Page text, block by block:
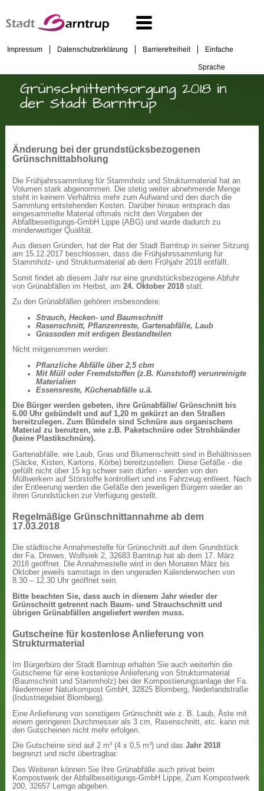
Impressum Datenschutzerklärung Barrierefreiheit Einfache
Sprache
Grünschnittentsorgung 2018 in
der Stadt Barntrup
Änderung bei der grundstücksbezogenen
Grünschnittabholung
Die Frühjahrssammlung für Stammholz und Strukturmaterial hat an
Volumen stark abgenommen. Die stetig weiter abnehmende Menge
steht in keinem Verhältnis mehr zum Aufwand und den durch die
Sammlung entstehenden Kosten. Darüber hinaus entsprach das
eingesammelte Material oftmals nicht den Vorgaben der
Abfallbeseitigungs-GmbH Lippe (ABG) und wurde dadurch zu
minderwertiger Qualität.
Aus diesen Gründen, hat der Rat der Stadt Barntrup in seiner Sitzung
am 15.12.2017 beschlossen, dass die Frühjahrssammlung für
Stammholz- und Strukturmaterial ab dem Frühjahr 2018 entfällt.
Somit findet ab diesem Jahr nur eine grundstücksbezogene Abfuhr
von Grünabfällen im Herbst, am24. Oktober 2018 statt.
Zu den Grünabfällen gehören insbesondere:
Strauch, Hecken- und Baumschnitt
Rasenschnitt, Pflanzenreste, Gartenabfälle, Laub
Grassoden mit erdigen Bestandteilen
Nicht mitgenommen werden:
Pflanzliche Abfälle über 2,5 cbm
Mit Müll oder Fremdstoffen (z.B. Kunststoff)verunreinigte
Materialien
Essensreste, Küchenabfälle u.ä.
Die Bürger werden gebeten, ihre Grünabfälle/ Grünschnitt bis
6.00 Uhr gebündelt und auf 1,20 m gekürzt an den Straßen
bereitzulegen. Zum Bündeln sind Schnüre aus organischem
Material zu benutzen, wie z.B. Paketschnüre oder Strohbänder
(keine Plastikschnüre).
Gartenabfälle, wie Laub, Gras und Blumenschnitt sind in Behältnissen
(Säcke, Kisten, Kartons, Körbe) bereitzustellen. Diese Gefäße - die
gefüllt nicht über 15 kg schwer sein dürfen - werden von den
Müllwerkern auf Störstoffe kontrolliert und ins Fahrzeug entleert. Nach
der Entleerung werden die Gefäße den jeweiligen Bürgern wieder an
ihren Grundstücken zur Verfügung gestellt.
Regelmäßige Grünschnittannahme ab dem
17.03.2018
Die städtische Annahmestelle für Grünschnitt auf dem Grundstück
der Fa. Drewes, Wolfsiek 2, 32683 Barntrup hat ab dem 17. März
2018 geöffnet. Die Annahmestelle wird in den Monaten März bis
Oktober jeweils samstags in den ungeraden Kalenderwochen von
8.30 – 12.30 Uhr geöffnet sein.
Bitte beachten Sie, dass auch in diesem Jahr wieder der
Grünschnitt getrennt nach Baum- und Strauchschnitt und
übrigen Grünabfällen angeliefert werden muss.
Gutscheine für kostenlose Anlieferung von
Strukturmaterial
Im Bürgerbüro der Stadt Barntrup erhalten Sie auch weiterhin die
Gutscheine für eine kostenlose Anlieferung von Strukturmaterial
(Baumschnitt und Stammholz) bei der Kompostierungsanlage der Fa.
Niedermeier Naturkompost GmbH, 32825 Blomberg, Nederlandstraße
(Industriegebiet Blomberg).
Eine Anlieferung von sonstigem Grünschnitt wie z. B. Laub, Äste mit
einem geringeren Durchmesser als 3 cm, Rasenschnitt, etc. kann mit
den Gutscheinen nicht mehr erfolgen.
Die Gutscheine sind auf 2 m³ (4 x 0,5 m³) und dasJahr 2018
begrenzt und nicht übertragbar.
Des Weiteren können Sie Ihre Grünabfälle auch privat beim
Kompostwerk der Abfallbeseitigungs-GmbH Lippe, Zum Kompostwerk
200, 32657 Lemgo abgeben.